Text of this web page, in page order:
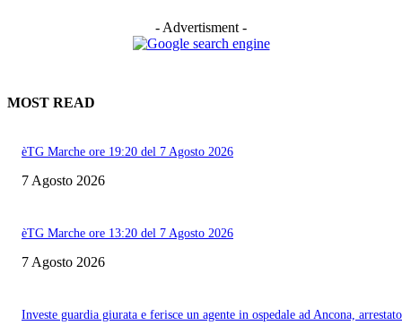
- Advertisment -
MOST READ
èTG Marche ore 19:20 del 7 Agosto 2026
7 Agosto 2026
èTG Marche ore 13:20 del 7 Agosto 2026
7 Agosto 2026
Investe guardia giurata e ferisce un agente in ospedale ad Ancona, arrestato